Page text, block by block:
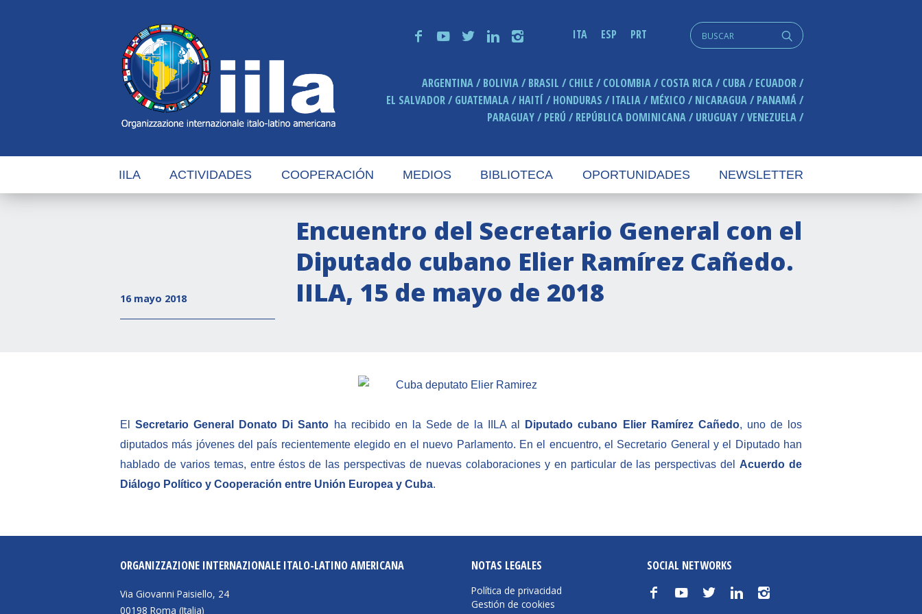
f y t n i ITA ESP PRT q
Search
for:
ARGENTINA BOLIVIA BRASIL CHILE COLOMBIA COSTA RICA CUBA
ECUADOR
EL SALVADOR
GUATEMALA HAITÍ HONDURAS ITALIA MÉXICO NICARAGUA
PANAMÁ
PARAGUAY
PERÚ REPÚBLICA DOMINICANA URUGUAY VENEZUELA
IILA ACTIVIDADES COOPERACIÓN MEDIOS BIBLIOTECA OPORTUNIDADES NEWSLETTER
16 mayo 2018
Encuentro del Secretario General con el
Diputado cubano Elier Ramírez Cañedo.
IILA, 15 de mayo de 2018
ElSecretario General Donato Di Santo ha recibido en la Sede de la IILA al Diputado cubano Elier Ramírez Cañedo, uno de los
diputados más jóvenes del país recientemente elegido en el nuevo Parlamento. En el encuentro, el Secretario General y el Diputado han
hablado de varios temas, entre éstos de las perspectivas de nuevas colaboraciones y en particular de las perspectivas del Acuerdo de
Diálogo Político y Cooperación entre Unión Europea y Cuba.
ORGANIZZAZIONE INTERNAZIONALE ITALO-LATINO AMERICANA
Via Giovanni Paisiello, 24
00198 Roma (Italia)
NOTAS LEGALES
Política de privacidad
Gestión de cookies
SOCIAL NETWORKS
f y t n i